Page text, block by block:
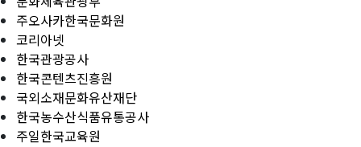
주오사카한국문화원
코리아넷
한국관광공사
한국콘텐츠진흥원
국외소재문화유산재단
한국농수산식품유통공사
주일한국교육원